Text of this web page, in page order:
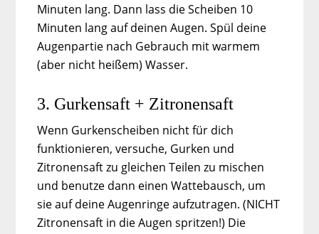
Minuten lang. Dann lass die Scheiben 10
Minuten lang auf deinen Augen. Spül deine
Augenpartie nach Gebrauch mit warmem
(aber nicht heißem) Wasser.
3. Gurkensaft + Zitronensaft
Wenn Gurkenscheiben nicht für dich
funktionieren, versuche, Gurken und
Zitronensaft zu gleichen Teilen zu mischen
und benutze dann einen Wattebausch, um
sie auf deine Augenringe aufzutragen. (NICHT
Zitronensaft in die Augen spritzen!) Die